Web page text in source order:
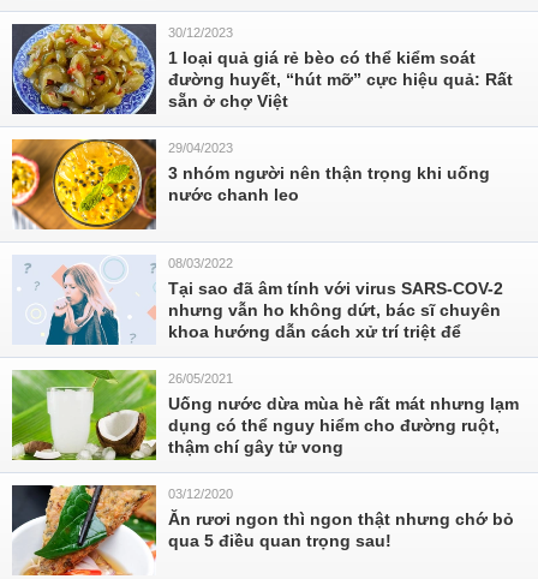
30/12/2023
1 loại quả giá rẻ bèo có thể kiểm soát
đường huyết, “hút mỡ” cực hiệu quả: Rất
sẵn ở chợ Việt
29/04/2023
3 nhóm người nên thận trọng khi uống
nước chanh leo
08/03/2022
Tại sao đã âm tính với virus SARS-COV-2
nhưng vẫn ho không dứt, bác sĩ chuyên
khoa hướng dẫn cách xử trí triệt để
26/05/2021
Uống nước dừa mùa hè rất mát nhưng lạm
dụng có thể nguy hiểm cho đường ruột,
thậm chí gây tử vong
03/12/2020
Ăn rươi ngon thì ngon thật nhưng chớ bỏ
qua 5 điều quan trọng sau!